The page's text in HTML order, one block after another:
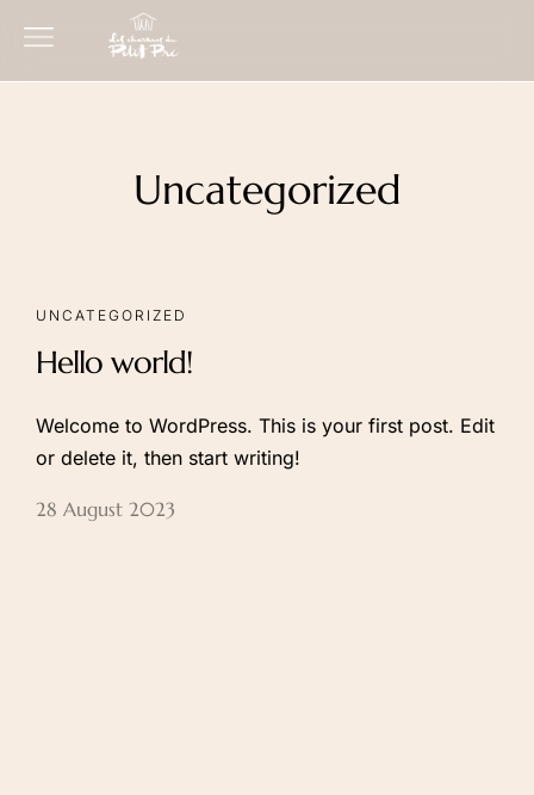
Uncategorized
UNCATEGORIZED
Hello world!
Welcome to WordPress. This is your first post. Edit
or delete it, then start writing!
28 August 2023